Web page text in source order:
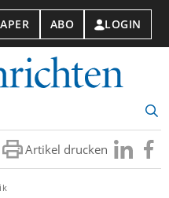
ABO LOGIN
Artikel drucken Besuchen
Sie
Sie